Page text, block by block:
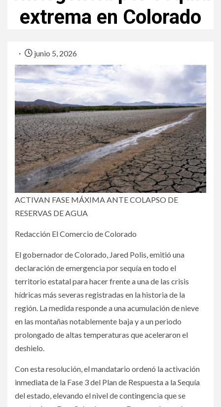
extrema en Colorado
junio 5, 2026
ACTIVAN FASE MÁXIMA ANTE COLAPSO DE
RESERVAS DE AGUA
Redacción El Comercio de Colorado
El gobernador de Colorado, Jared Polis, emitió una
declaración de emergencia por sequía en todo el
territorio estatal para hacer frente a una de las crisis
hídricas más severas registradas en la historia de la
región. La medida responde a una acumulación de nieve
en las montañas notablemente baja y a un periodo
prolongado de altas temperaturas que aceleraron el
deshielo.
Con esta resolución, el mandatario ordenó la activación
inmediata de la Fase 3 del Plan de Respuesta a la Sequía
del estado, elevando el nivel de contingencia que se